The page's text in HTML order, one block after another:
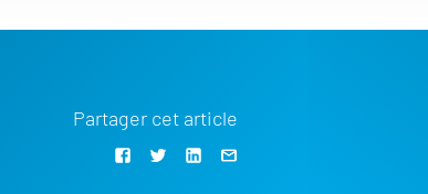
Partager cet article